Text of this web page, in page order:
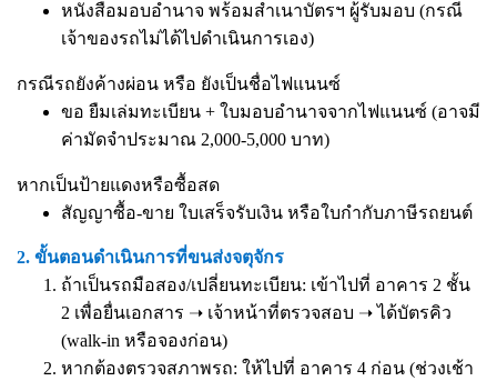
หนังสือมอบอำนาจ พร้อมสำเนาบัตรฯ ผู้รับมอบ (กรณี
เจ้าของรถไม่ได้ไปดำเนินการเอง)
กรณีรถยังค้างผ่อน หรือ ยังเป็นชื่อไฟแนนซ์
ขอ ยืมเล่มทะเบียน + ใบมอบอำนาจจากไฟแนนซ์ (อาจมี
ค่ามัดจำประมาณ 2,000-5,000 บาท)
หากเป็นป้ายแดงหรือซื้อสด
สัญญาซื้อ-ขาย ใบเสร็จรับเงิน หรือใบกำกับภาษีรถยนต์
2. ขั้นตอนดำเนินการที่ขนส่งจตุจักร
ถ้าเป็นรถมือสอง/เปลี่ยนทะเบียน: เข้าไปที่ อาคาร 2 ชั้น
2 เพื่อยื่นเอกสาร ➝ เจ้าหน้าที่ตรวจสอบ ➝ ได้บัตรคิว
(walk-in หรือจองก่อน)
หากต้องตรวจสภาพรถ: ให้ไปที่ อาคาร 4 ก่อน (ช่วงเช้า